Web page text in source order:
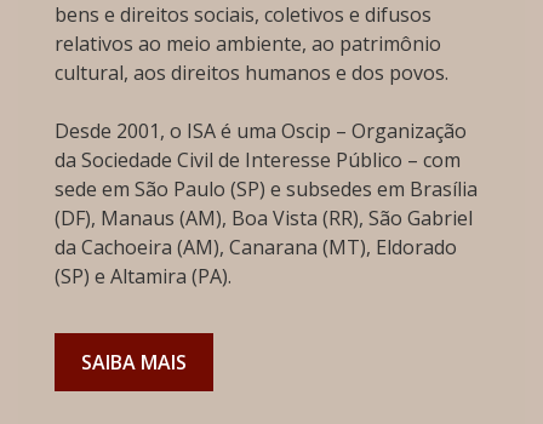
bens e direitos sociais, coletivos e difusos
relativos ao meio ambiente, ao patrimônio
cultural, aos direitos humanos e dos povos.
Desde 2001, o ISA é uma Oscip – Organização
da Sociedade Civil de Interesse Público – com
sede em São Paulo (SP) e subsedes em Brasília
(DF), Manaus (AM), Boa Vista (RR), São Gabriel
da Cachoeira (AM), Canarana (MT), Eldorado
(SP) e Altamira (PA).
SAIBA MAIS